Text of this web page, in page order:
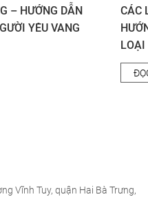
– HƯỚNG DẪN
YÊU VANG
CÁC
LOẠI
Vĩnh Tuy, quận Hai Bà Trưng,